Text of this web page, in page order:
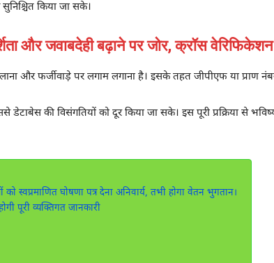
किया जा सके।
और जवाबदेही बढ़ाने पर जोर, क्रॉस वेरिफिकेशन
लाना और फर्जीवाड़े पर लगाम लगाना है। इसके तहत जीपीएफ या
की विसंगतियों को दूर किया जा सके। इस पूरी प्रक्रिया से
स्वप्रमाणित घोषणा पत्र देना अनिवार्य, तभी होगा वेतन भुगतान।
पूरी व्यक्तिगत जानकारी